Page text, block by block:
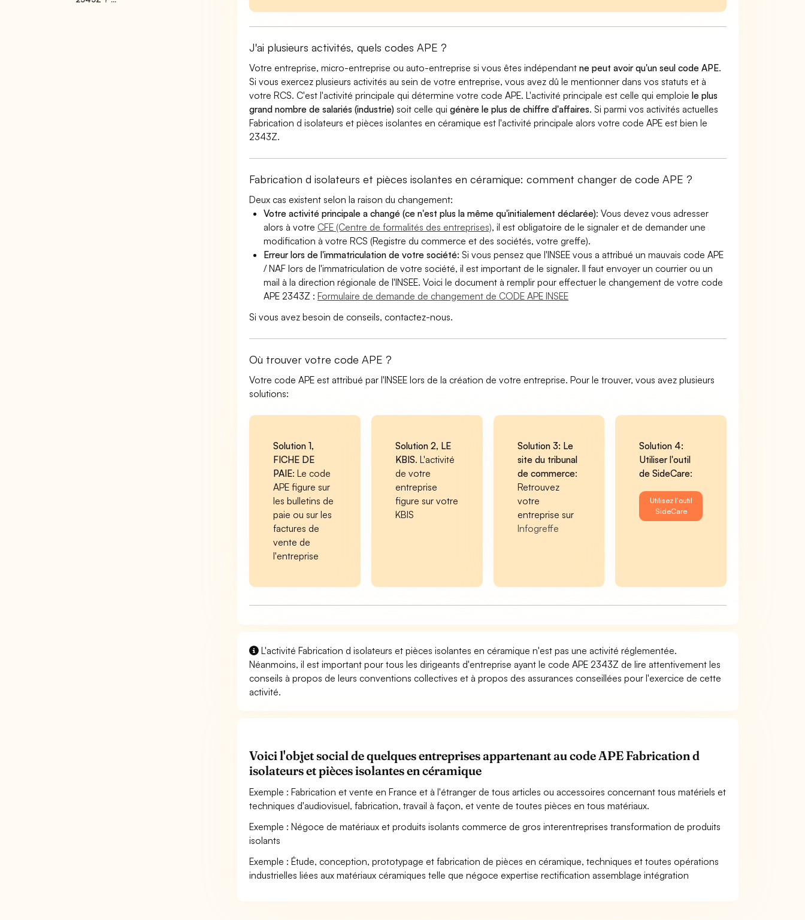
J'ai plusieurs activités, quels codes APE ?
Votre entreprise, micro-entreprise ou auto-entreprise si vous êtes indépendantne peut avoir qu'un seul code APE.
Si vous exercez plusieurs activités au sein de votre entreprise, vous avez dû le mentionner dans vos statuts et à
votre RCS. C'est l'activité principale qui détermine votre code APE. L'activité principale est celle qui emploiele plus
grand nombre de salariés (industrie) soit celle quigénère le plus de chiffre d'affaires. Si parmi vos activités actuelles
Fabrication d isolateurs et pièces isolantes en céramique est l'activité principale alors votre code APE est bien le
2343Z.
Fabrication d isolateurs et pièces isolantes en céramique: comment changer de code APE ?
Deux cas existent selon la raison du changement:
Votre activité principale a changé (ce n'est plus la même qu'initialement déclarée): Vous devez vous adresser
alors à votre CFE (Centre de formalités des entreprises), il est obligatoire de le signaler et de demander une
modification à votre RCS (Registre du commerce et des sociétés, votre greffe).
Erreur lors de l'immatriculation de votre société:Si vous pensez que l'INSEE vous a attribué un mauvais code APE
/ NAF lors de l'immatriculation de votre société, il est important de le signaler. Il faut envoyer un courrier ou un
mail à la direction régionale de l'INSEE. Voici le document à remplir pour effectuer le changement de votre code
APE 2343Z :Formulaire de demande de changement de CODE APE INSEE
Si vous avez besoin de conseils, contactez-nous.
Où trouver votre code APE ?
Votre code APE est attribué par l'INSEE lors de la création de votre entreprise. Pour le trouver, vous avez plusieurs
solutions:
Solution 1,
FICHE DE
PAIE: Le code
APE figure sur
les bulletins de
paie ou sur les
factures de
vente de
l'entreprise
Solution 2, LE
KBIS. L'activité
de votre
entreprise
figure sur votre
KBIS
Solution 3: Le
site du tribunal
de commerce:
Retrouvez
votre
entreprise sur
Infogreffe
Solution 4:
Utiliser l'outil
de SideCare:
Utilisez l'outil
SideCare
L'activité Fabrication d isolateurs et pièces isolantes en céramique n'est pas une activité réglementée.
Néanmoins, il est important pour tous les dirigeants d'entreprise ayant le code APE 2343Z de lire attentivement les
conseils à propos de leurs conventions collectives et à propos des assurances conseillées pour l'exercice de cette
activité.
Voici l'objet social de quelques entreprises appartenant au code APE Fabrication d
isolateurs et pièces isolantes en céramique
Exemple : Fabrication et vente en France et à l'étranger de tous articles ou accessoires concernant tous matériels et
techniques d'audiovisuel, fabrication, travail à façon, et vente de toutes pièces en tous matériaux.
Exemple : Négoce de matériaux et produits isolants commerce de gros interentreprises transformation de produits
isolants
Exemple : Étude, conception, prototypage et fabrication de pièces en céramique, techniques et toutes opérations
industrielles liées aux matériaux céramiques telle que négoce expertise rectification assemblage intégration